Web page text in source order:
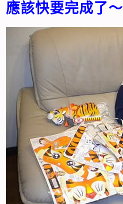
應該快要完成了～